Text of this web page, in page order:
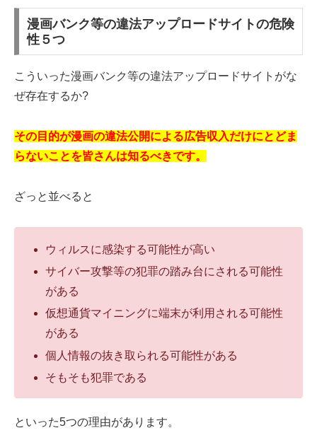
漫画バンク等の違法アップロードサイトの危険
性５つ
こういった漫画バンク等の違法アップロードサイトがな
ぜ存在するか?
その目的が漫画の違法公開による広告収入だけにとどま
らないことを皆さんは知るべきです。
ざっと並べると
ウィルスに感染する可能性が高い
サイバー攻撃等の犯罪の踏み台にされる可能性
がある
仮想通貨マイニングに端末が利用される可能性
がある
個人情報の抜き取られる可能性がある
そもそも犯罪である
といった5つの理由があります。